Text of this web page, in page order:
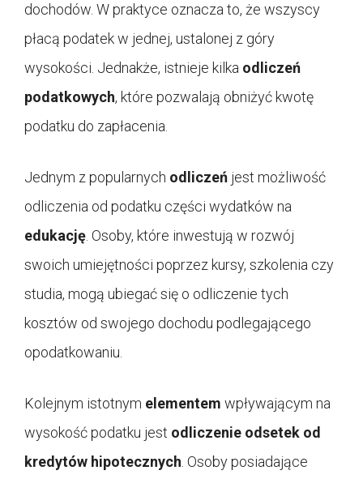
dochodów. W praktyce oznacza to, że wszyscy
płacą podatek w jednej, ustalonej z góry
wysokości. Jednakże, istnieje kilka odliczeń
podatkowych, które pozwalają obniżyć kwotę
podatku do zapłacenia.
Jednym z popularnych odliczeń jest możliwość
odliczenia od podatku części wydatków na
edukację. Osoby, które inwestują w rozwój
swoich umiejętności poprzez kursy, szkolenia czy
studia, mogą ubiegać się o odliczenie tych
kosztów od swojego dochodu podlegającego
opodatkowaniu.
Kolejnym istotnym elementem wpływającym na
wysokość podatku jest odliczenie odsetek od
kredytów hipotecznych. Osoby posiadające